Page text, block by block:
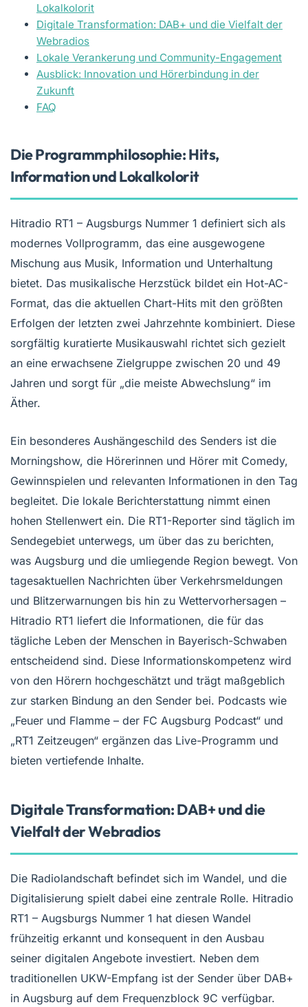
Lokalkolorit
Digitale Transformation: DAB+ und die Vielfalt der
Webradios
Lokale Verankerung und Community-Engagement
Ausblick: Innovation und Hörerbindung in der
Zukunft
FAQ
Die Programmphilosophie: Hits,
Information und Lokalkolorit
Hitradio RT1 – Augsburgs Nummer 1 definiert sich als
modernes Vollprogramm, das eine ausgewogene
Mischung aus Musik, Information und Unterhaltung
bietet. Das musikalische Herzstück bildet ein Hot-AC-
Format, das die aktuellen Chart-Hits mit den größten
Erfolgen der letzten zwei Jahrzehnte kombiniert. Diese
sorgfältig kuratierte Musikauswahl richtet sich gezielt
an eine erwachsene Zielgruppe zwischen 20 und 49
Jahren und sorgt für „die meiste Abwechslung“ im
Äther.
Ein besonderes Aushängeschild des Senders ist die
Morningshow, die Hörerinnen und Hörer mit Comedy,
Gewinnspielen und relevanten Informationen in den Tag
begleitet. Die lokale Berichterstattung nimmt einen
hohen Stellenwert ein. Die RT1-Reporter sind täglich im
Sendegebiet unterwegs, um über das zu berichten,
was Augsburg und die umliegende Region bewegt. Von
tagesaktuellen Nachrichten über Verkehrsmeldungen
und Blitzerwarnungen bis hin zu Wettervorhersagen –
Hitradio RT1 liefert die Informationen, die für das
tägliche Leben der Menschen in Bayerisch-Schwaben
entscheidend sind. Diese Informationskompetenz wird
von den Hörern hochgeschätzt und trägt maßgeblich
zur starken Bindung an den Sender bei. Podcasts wie
„Feuer und Flamme – der FC Augsburg Podcast“ und
„RT1 Zeitzeugen“ ergänzen das Live-Programm und
bieten vertiefende Inhalte.
Digitale Transformation: DAB+ und die
Vielfalt der Webradios
Die Radiolandschaft befindet sich im Wandel, und die
Digitalisierung spielt dabei eine zentrale Rolle. Hitradio
RT1 – Augsburgs Nummer 1 hat diesen Wandel
frühzeitig erkannt und konsequent in den Ausbau
seiner digitalen Angebote investiert. Neben dem
traditionellen UKW-Empfang ist der Sender über DAB+
in Augsburg auf dem Frequenzblock 9C verfügbar.